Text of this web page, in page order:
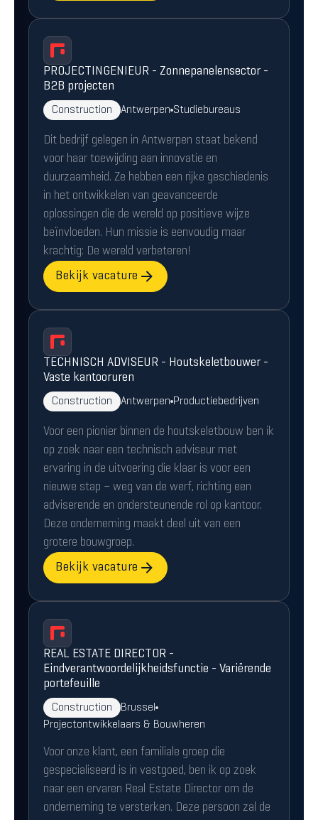
PROJECTINGENIEUR - Zonnepanelensector -
B2B projecten
Construction Antwerpen Studiebureaus
Dit bedrijf gelegen in Antwerpen staat bekend
voor haar toewijding aan innovatie en
duurzaamheid. Ze hebben een rijke geschiedenis
in het ontwikkelen van geavanceerde
oplossingen die de wereld op positieve wijze
beïnvloeden. Hun missie is eenvoudig maar
krachtig: De wereld verbeteren!
Bekijk vacature
TECHNISCH ADVISEUR - Houtskeletbouwer -
Vaste kantooruren
Construction Antwerpen Productiebedrijven
Voor een pionier binnen de houtskeletbouw ben ik
op zoek naar een technisch adviseur met
ervaring in de uitvoering die klaar is voor een
nieuwe stap – weg van de werf, richting een
adviserende en ondersteunende rol op kantoor.
Deze onderneming maakt deel uit van een
grotere bouwgroep.
Bekijk vacature
REAL ESTATE DIRECTOR -
Eindverantwoordelijkheidsfunctie - Variërende
portefeuille
Construction
Brussel
Projectontwikkelaars & Bouwheren
Voor onze klant, een familiale groep die
gespecialiseerd is in vastgoed, ben ik op zoek
naar een ervaren Real Estate Director om de
onderneming te versterken. Deze persoon zal de